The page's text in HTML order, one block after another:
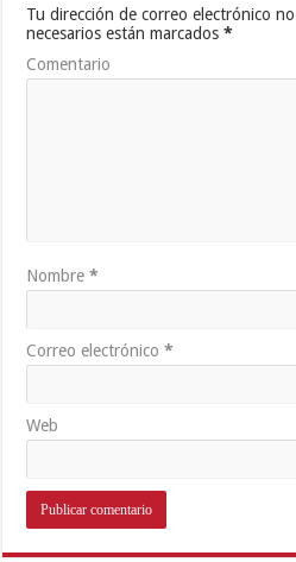
Tu dirección de correo electrónico
necesarios están marcados*
Comentario
Nombre*
Correo electrónico*
Web